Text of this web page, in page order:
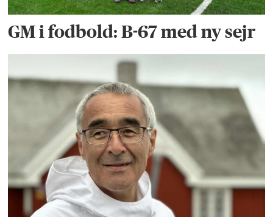
GM i fodbold: B-67 med ny sejr